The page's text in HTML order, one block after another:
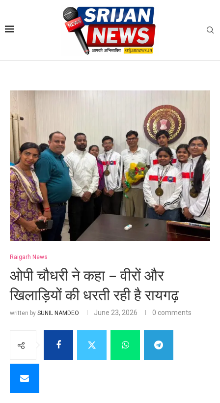
Raigarh News
ओपी चौधरी ने कहा – वीरों और
खिलाड़ियों की धरती रही है रायगढ़
written by SUNIL NAMDEO June 23, 2026 0 comments